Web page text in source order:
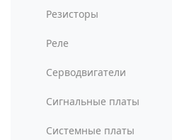
Резисторы
Реле
Серводвигатели
Сигнальные платы
Системные платы